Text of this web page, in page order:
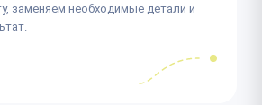
заменяем необходимые детали и